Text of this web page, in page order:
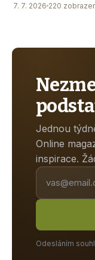
7. 7. 2026 220
Jednou
Online
inspirace.
Odesláním